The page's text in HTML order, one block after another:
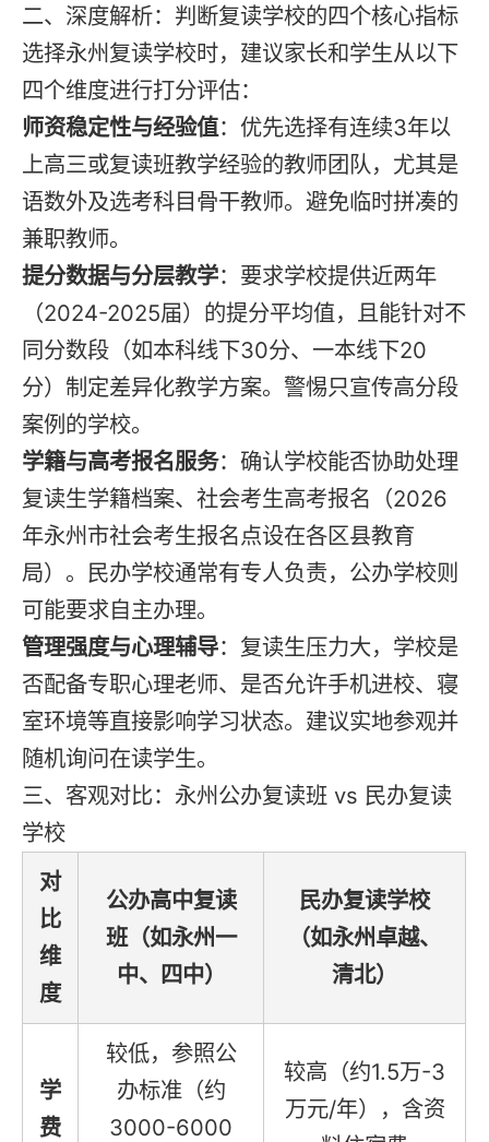
二、深度解析：判断复读学校的四个核心指标
选择永州复读学校时，建议家长和学生从以下
四个维度进行打分评估：
师资稳定性与经验值：优先选择有连续3年以
上高三或复读班教学经验的教师团队，尤其是
语数外及选考科目骨干教师。避免临时拼凑的
兼职教师。
提分数据与分层教学：要求学校提供近两年
（2024-2025届）的提分平均值，且能针对不
同分数段（如本科线下30分、一本线下20
分）制定差异化教学方案。警惕只宣传高分段
案例的学校。
学籍与高考报名服务：确认学校能否协助处理
复读生学籍档案、社会考生高考报名（2026
年永州市社会考生报名点设在各区县教育
局）。民办学校通常有专人负责，公办学校则
可能要求自主办理。
管理强度与心理辅导：复读生压力大，学校是
否配备专职心理老师、是否允许手机进校、寝
室环境等直接影响学习状态。建议实地参观并
随机询问在读学生。
三、客观对比：永州公办复读班 vs 民办复读
学校
对
比
维
度
公办高中复读
班（如永州一
中、四中）
民办复读学校
（如永州卓越、
清北）
学
费
较低，参照公
办标准（约
3000-6000
较高（约1.5万-3
万元/年），含资